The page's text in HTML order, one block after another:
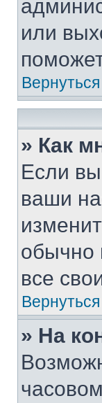
или
» Как
Если
ваши
обычно
все
» На